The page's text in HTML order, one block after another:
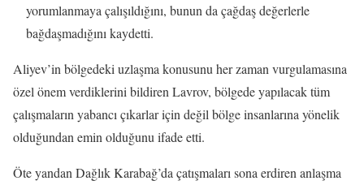
yorumlanmaya çalışıldığını, bunun da çağdaş değerlerle
bağdaşmadığını kaydetti.
Aliyev’in bölgedeki uzlaşma konusunu her zaman vurgulamasına
özel önem verdiklerini bildiren Lavrov, bölgede yapılacak tüm
çalışmaların yabancı çıkarlar için değil bölge insanlarına yönelik
olduğundan emin olduğunu ifade etti.
Öte yandan Dağlık Karabağ’da çatışmaları sona erdiren anlaşma